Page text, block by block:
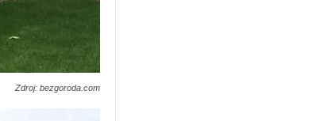
Zdroj: bezgoroda.com